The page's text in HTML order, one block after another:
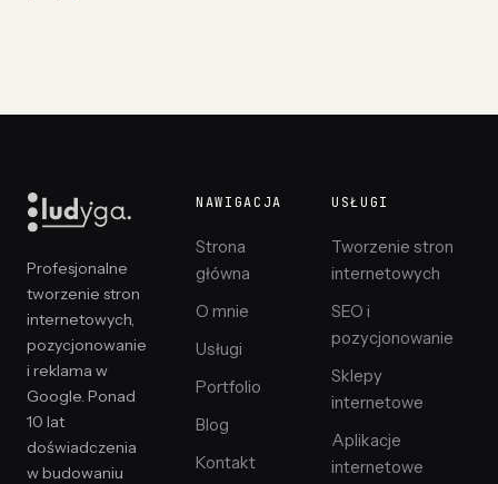
Profesjonalne
tworzenie stron
internetowych,
pozycjonowanie
i reklama w
Google. Ponad
10 lat
doświadczenia
w budowaniu
NAWIGACJA
Strona
główna
O mnie
Usługi
Portfolio
Blog
Kontakt
USŁUGI
Tworzenie stron
internetowych
SEO i
pozycjonowanie
Sklepy
internetowe
Aplikacje
internetowe